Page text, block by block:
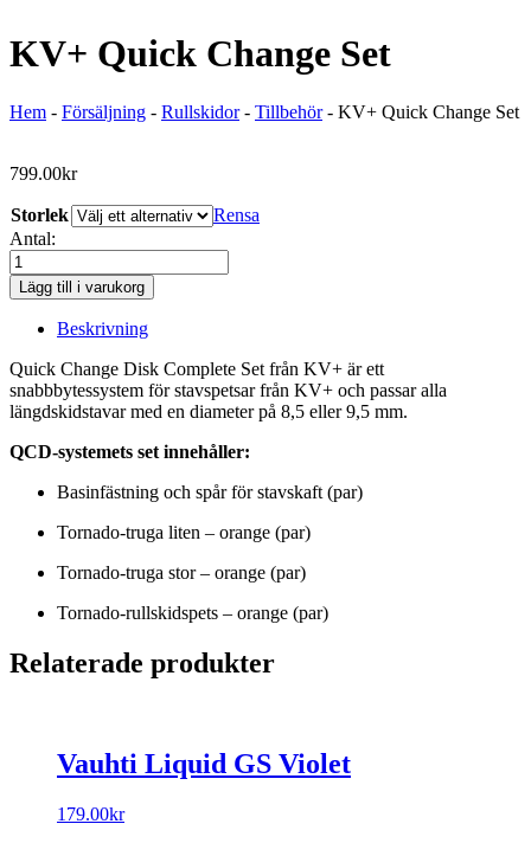
KV+ Quick Change Set
Hem - Försäljning - Rullskidor- Tillbehör- KV+ Quick Change Set
799.00kr
Storlek
Rensa
Antal:
KV+
Quick
Change
mängd
Lägg till i varukorg
Beskrivning
Quick Change Disk Complete Set från KV+ är ett
snabbbytessystem för stavspetsar från KV+ och passar alla
längdskidstavar med en diameter på 8,5 eller 9,5 mm.
QCD-systemets set innehåller:
Basinfästning och spår för stavskaft (par)
Tornado-truga liten – orange (par)
Tornado-truga stor – orange (par)
Tornado-rullskidspets – orange (par)
Relaterade produkter
Vauhti Liquid GS Violet
179.00kr